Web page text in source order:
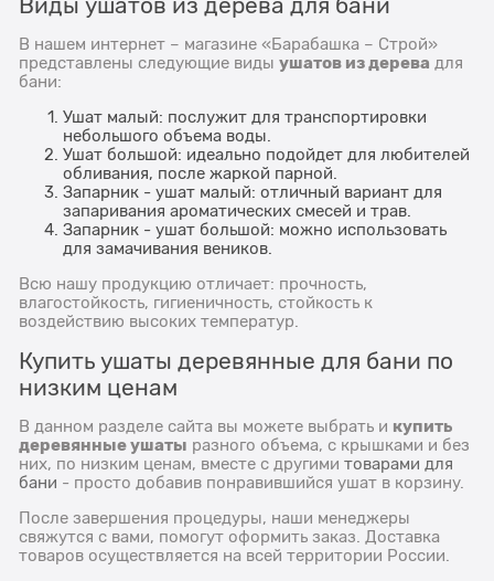
Виды ушатов из дерева для бани
В нашем интернет – магазине «Барабашка – Строй»
представлены следующие видыушатов из дерева для
бани:
Ушат малый: послужит для транспортировки
небольшого объема воды.
Ушат большой: идеально подойдет для любителей
обливания, после жаркой парной.
Запарник - ушат малый: отличный вариант для
запаривания ароматических смесей и трав.
Запарник - ушат большой: можно использовать
для замачивания веников.
Всю нашу продукцию отличает: прочность,
влагостойкость, гигиеничность, стойкость к
воздействию высоких температур.
Купить ушаты деревянные для бани по
низким ценам
В данном разделе сайта вы можете выбрать и купить
деревянные ушаты разного объема, с крышками и без
них, по низким ценам, вместе с другимитоварами для
бани - просто добавив понравившийся ушат в корзину.
После завершения процедуры, наши менеджеры
свяжутся с вами, помогут оформить заказ. Доставка
товаров осуществляется на всей территории России.